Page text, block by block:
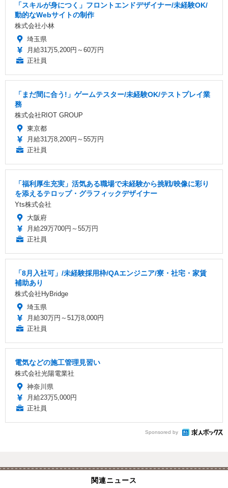
「スキルが身につく」フロントエンドデザイナー/未経験OK/
動的なWebサイトの制作
株式会社小林
埼玉県
月給31万5,200円～60万円
正社員
「まだ間に合う!」ゲームテスター/未経験OK/テストプレイ業
務
株式会社RIOT GROUP
東京都
月給31万8,200円～55万円
正社員
「福利厚生充実」活気ある職場で未経験から挑戦/映像に彩り
を添えるテロップ・グラフィックデザイナー
Yts株式会社
大阪府
月給29万700円～55万円
正社員
「8月入社可」/未経験採用枠/QAエンジニア/寮・社宅・家賃
補助あり
株式会社HyBridge
埼玉県
月給30万円～51万8,000円
正社員
電気などの施工管理見習い
株式会社光陽電業社
神奈川県
月給23万5,000円
正社員
Sponsored by
関連ニュース